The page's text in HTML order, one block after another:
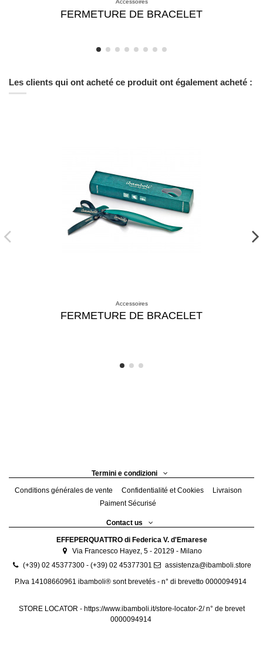
Accessoires
FERMETURE DE BRACELET
Les clients qui ont acheté ce produit ont également acheté :
Accessoires
FERMETURE DE BRACELET
Termini e condizioni
Conditions générales de vente Confidentialité et Cookies
Livraison
Paiment Sécurisé
Contact us
EFFEPERQUATTRO di Federica V. d'Emarese
Via Francesco Hayez, 5 - 20129 - Milano
(+39) 02 45377300 - (+39) 02 45377301
assistenza@ibamboli.store
P.Iva 14108660961 ibamboli® sont brevetés - n° di brevetto 0000094914
STORE LOCATOR - https://www.ibamboli.it/store-locator-2/n° de brevet
0000094914